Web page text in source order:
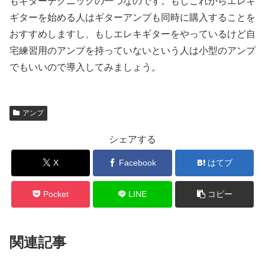
ギターを始める人はギターアンプも同時に購入することを
おすすめしますし、もしエレキギターをやっているけど自
宅練習用のアンプを持っていないという人は小型のアンプ
でもいいので導入してみましょう。
アンプ
シェアする
X Facebook はてブ
Pocket LINE コピー
関連記事